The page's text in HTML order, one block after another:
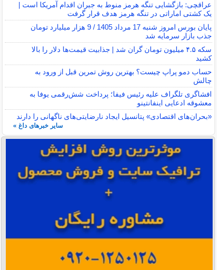
عراقچی: بازگشایی تنگه هرمز منوط به جبران اقدام آمریکا است |
یک کشتی اماراتی در تنگه هرمز هدف قرار گرفت
پایان بورس امروز شنبه 17 مرداد 1405 / 9 هزار میلیارد تومان
جذب بازار سرمایه شد
سکه ۴.۵ میلیون تومان گران شد | جذابیت قیمت‌ها دلار را بالا
کشید
حساب دمو پراپ چیست؟ بهترین روش تمرین قبل از ورود به
چالش
افشاگری تلگراف علیه رئیس فیفا؛ پرداخت شش‌رقمی یوفا به
معشوقه ادعایی اینفانتینو
«بحران‌های اقتصادی» پتانسیل ایجاد نارضایتی‌های ناگهانی را دارند
سایر خبرهای داغ »